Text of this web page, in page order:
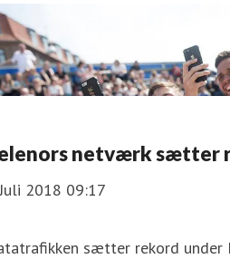
netværk sætter
2018 09:17
sætter rekord under